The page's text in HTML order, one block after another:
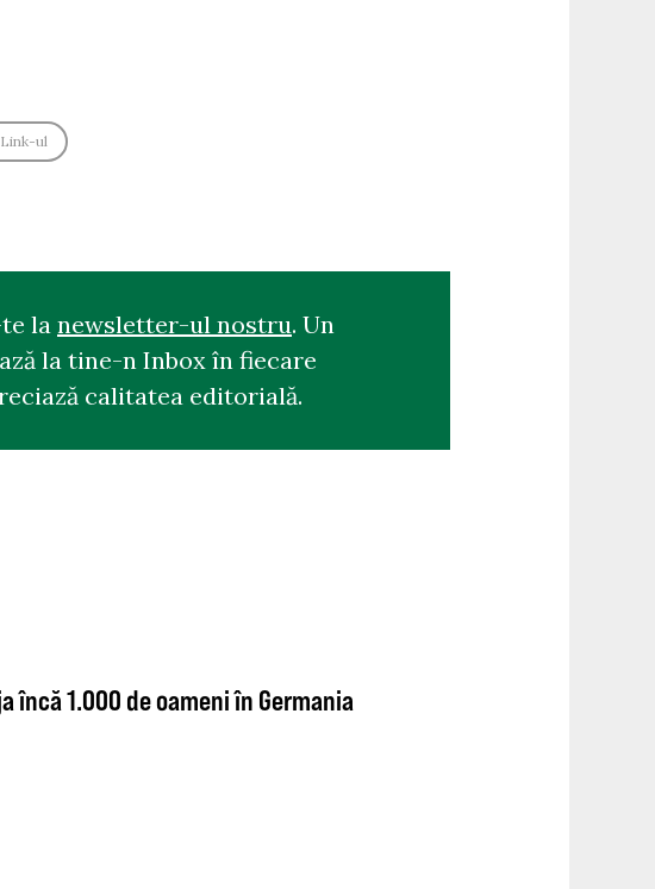
ul
la newsletter-ul nostru. Un
la tine-n Inbox în fiecare
calitatea editorială.
încă 1.000 de oameni în Germania